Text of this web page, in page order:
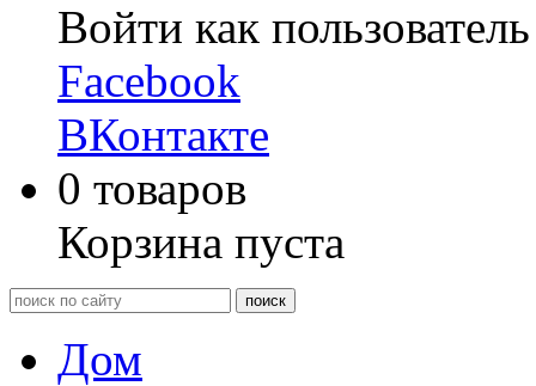
Войти как пользователь
Facebook
ВКонтакте
0 товаров
Корзина пуста
Дом